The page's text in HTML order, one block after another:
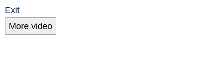
Exit
More video